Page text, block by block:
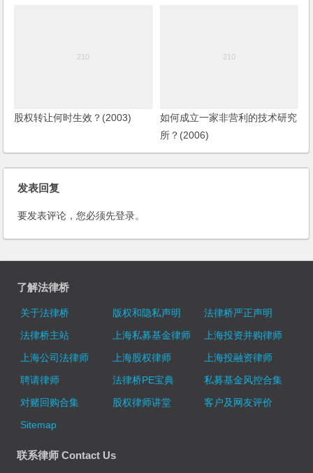
股权转让何时生效？(2003)
如何成立一家非营利的技术研究
所？(2006)
发表回复
要发表评论，您必须先登录。
了解法律桥
关于法律桥 版权和隐私声明
法律桥严正声明
法律桥主站
上海私募基金律师
上海投资并购律师
上海公司法律师
上海股权律师
上海投融资律师
聘请律师
法律桥PE宝典
私募基金风控合集
对赌回购合集
股权律师讲堂
客户及网友评价
Sitemap
联系律师 Contact Us